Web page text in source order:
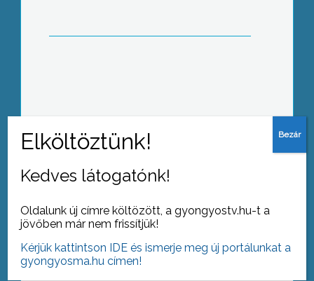
expót a budapesti Vásárvárosban
1 millió 200 ezer forint támogatást
kapott a jászárokszállási
mentőszolgálat a helyi
önkormányzattól
Kedves látogatónk!
Oldalunk új címre költözött, a gyongyostv.hu-t a
jövőben már nem frissítjük!
Kérjük kattintson IDE és ismerje meg új portálunkat a
gyongyosma.hu címen!